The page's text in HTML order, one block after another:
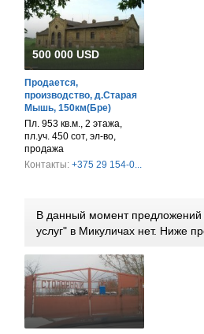
500 000 USD
Продается,
производство, д.Старая
Мышь, 150км(Бре)
Пл. 953 кв.м., 2 этажа,
пл.уч. 450 сот, эл-во,
продажа
Контакты: +375 29 154-0...
В данный момент
услуг" в Микуличах нет. Ниже